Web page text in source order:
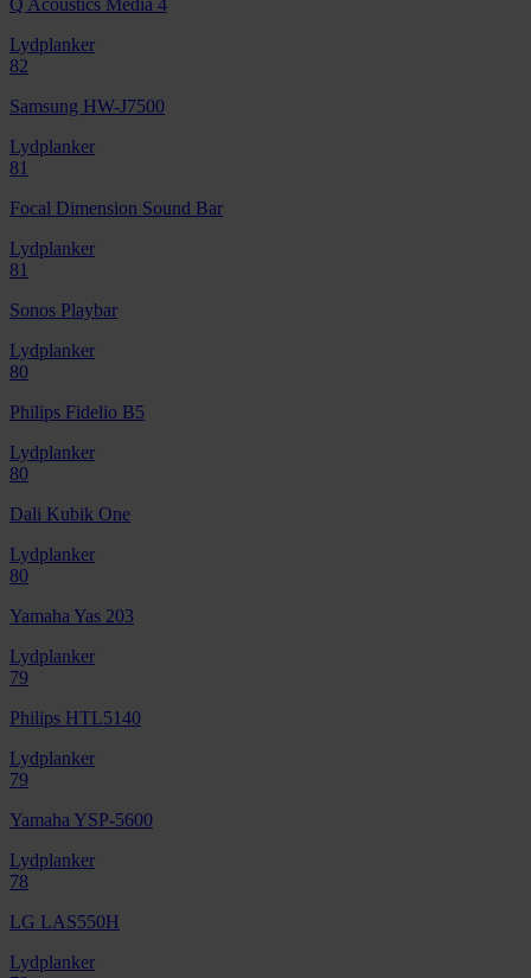
Q Acoustics Media 4
Lydplanker
82
Samsung HW-J7500
Lydplanker
81
Focal Dimension Sound Bar
Lydplanker
81
Sonos Playbar
Lydplanker
80
Philips Fidelio B5
Lydplanker
80
Dali Kubik One
Lydplanker
80
Yamaha Yas 203
Lydplanker
79
Philips HTL5140
Lydplanker
79
Yamaha YSP-5600
Lydplanker
78
LG LAS550H
Lydplanker